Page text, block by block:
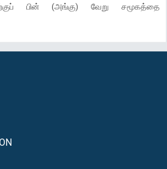
பின் (அங்கு) வேறு சமூகத்தை